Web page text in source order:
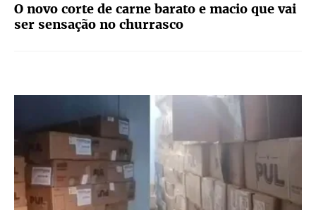
O novo corte de carne barato e macio que vai
ser sensação no churrasco